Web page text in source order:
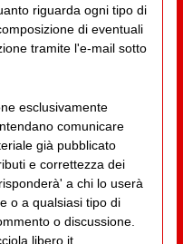
riguarda ogni tipo di
di eventuali
tramite l'e-mail sotto
esclusivamente
comunicare
già pubblicato
e correttezza dei
a chi lo userà
o a qualsiasi tipo di
o discussione.
libero.it